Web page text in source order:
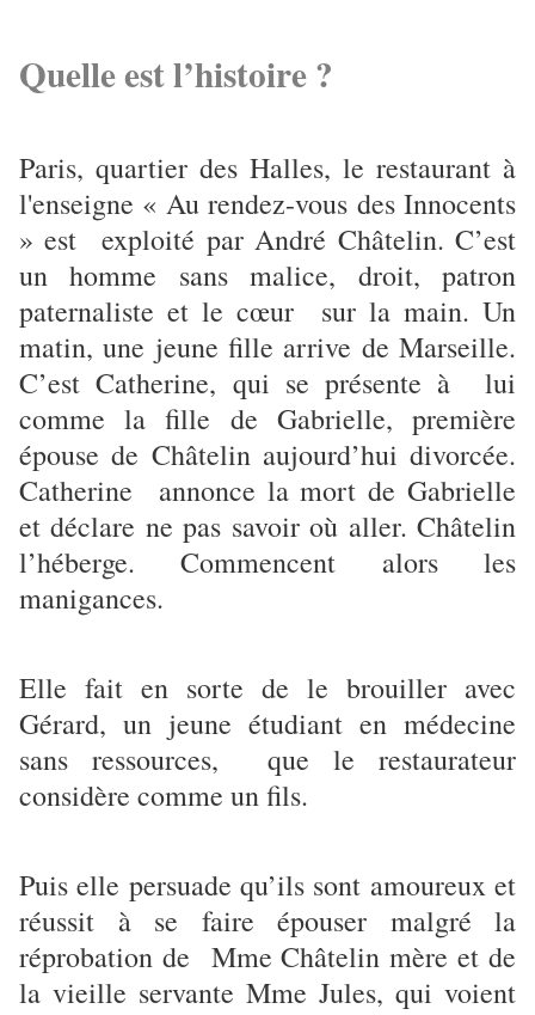
Quelle est l’histoire ?
Paris, quartier des Halles, le restaurant à
l'enseigne « Au rendez-vous des Innocents
» est exploité par André Châtelin. C’est
un homme sans malice, droit, patron
paternaliste et le cœur sur la main. Un
matin, une jeune fille arrive de Marseille.
C’est Catherine, qui se présente à lui
comme la fille de Gabrielle, première
épouse de Châtelin aujourd’hui divorcée.
Catherine annonce la mort de Gabrielle
et déclare ne pas savoir où aller. Châtelin
l’héberge. Commencent alors les
manigances.
Elle fait en sorte de le brouiller avec
Gérard, un jeune étudiant en médecine
sans ressources, que le restaurateur
considère comme un fils.
Puis elle persuade qu’ils sont amoureux et
réussit à se faire épouser malgré la
réprobation de Mme Châtelin mère et de
la vieille servante Mme Jules, qui voient